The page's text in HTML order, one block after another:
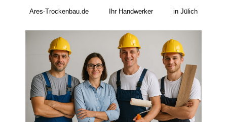
Ares-Trockenbau.de Ihr Handwerker in Jülich